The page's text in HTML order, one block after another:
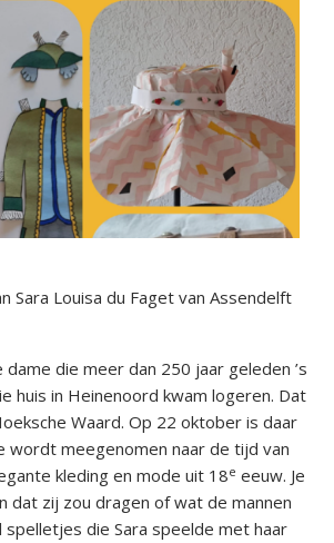
Sara Louisa du Faget van Assendelft
die meer dan 250 jaar geleden ’s
huis in Heinenoord kwam logeren. Dat
Waard. Op 22 oktober is daar
wordt meegenomen naar de tijd van
kleding en mode uit 18e eeuw. Je
dat zij zou dragen of wat de mannen
spelletjes die Sara speelde met haar